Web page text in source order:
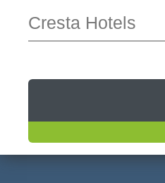
Cresta Hotels